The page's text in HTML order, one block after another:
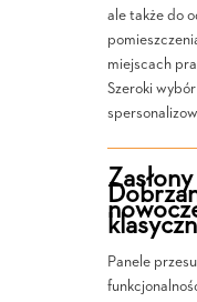
ale także do
miejscach
Szeroki
Panele